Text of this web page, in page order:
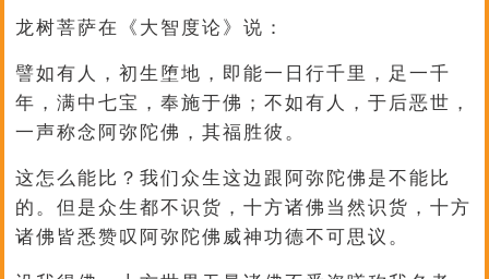
龙树菩萨在《大智度论》说：
譬如有人，初生堕地，即能一日行千里，足一千
年，满中七宝，奉施于佛；不如有人，于后恶世，
一声称念阿弥陀佛，其福胜彼。
这怎么能比？我们众生这边跟阿弥陀佛是不能比
的。但是众生都不识货，十方诸佛当然识货，十方
诸佛皆悉赞叹阿弥陀佛威神功德不可思议。